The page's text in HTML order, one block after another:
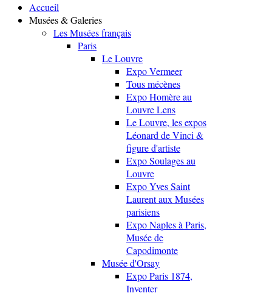
Accueil
Musées & Galeries
Les Musées français
Paris
Le Louvre
Expo Vermeer
Tous mécènes
Expo Homère au
Louvre Lens
Le Louvre, les expos
Léonard de Vinci &
figure d'artiste
Expo Soulages au
Louvre
Expo Yves Saint
Laurent aux Musées
parisiens
Expo Naples à Paris,
Musée de
Capodimonte
Musée d'Orsay
Expo Paris 1874,
Inventer